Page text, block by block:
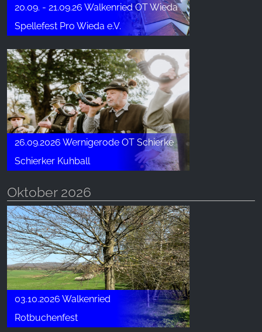
20.09. - 21.09.26 Walkenried OT Wieda
Spellefest Pro Wieda e.V.
26.09.2026 Wernigerode OT Schierke
Schierker Kuhball
Oktober 2026
03.10.2026 Walkenried
Rotbuchenfest